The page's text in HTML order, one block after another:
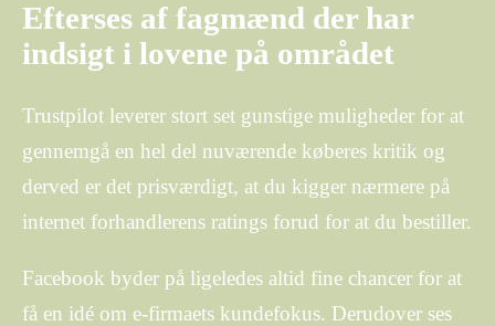
Efterses af fagmænd der har
indsigt i lovene på området
Trustpilot leverer stort set gunstige muligheder for at
gennemgå en hel del nuværende køberes kritik og
derved er det prisværdigt, at du kigger nærmere på
internet forhandlerens ratings forud for at du bestiller.
Facebook byder på ligeledes altid fine chancer for at
få en idé om e-firmaets kundefokus. Derudover ses